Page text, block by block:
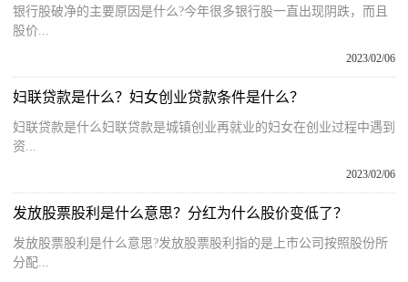
银行股破净的主要原因是什么?今年很多银行股一直出现阴跌，而且
股价...
2023/02/06
妇联贷款是什么？妇女创业贷款条件是什么？
妇联贷款是什么妇联贷款是城镇创业再就业的妇女在创业过程中遇到
资...
2023/02/06
发放股票股利是什么意思？分红为什么股价变低了？
发放股票股利是什么意思?发放股票股利指的是上市公司按照股份所
分配...